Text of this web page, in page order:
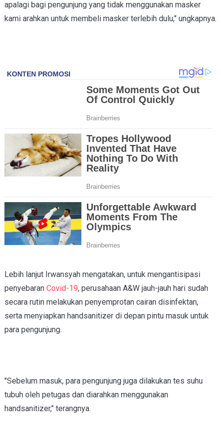
apalagi bagi pengunjung yang tidak menggunakan masker
kami arahkan untuk membeli masker terlebih dulu," ungkapnya.
Lebih lanjut Irwansyah mengatakan, untuk mengantisipasi
penyebaran Covid-19, perusahaan A&W jauh-jauh hari sudah
secara rutin melakukan penyemprotan cairan disinfektan,
serta menyiapkan handsanitizer di depan pintu masuk untuk
para pengunjung.
"Sebelum masuk, para pengunjung juga dilakukan tes suhu
tubuh oleh petugas dan diarahkan menggunakan
handsanitizer," terangnya.